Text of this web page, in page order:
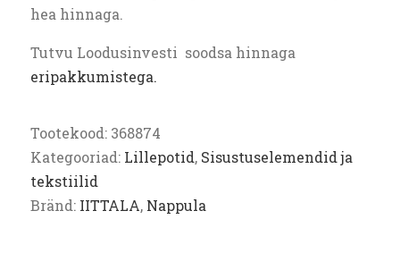
hea hinnaga.
Tutvu Loodusinvesti soodsa hinnaga
eripakkumistega.
Tootekood: 368874
Kategooriad: Lillepotid, Sisustuselemendid ja
tekstiilid
Bränd: IITTALA, Nappula